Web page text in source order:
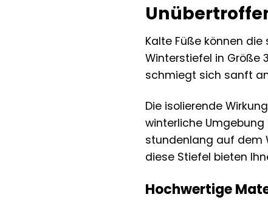
Kalte Füße können
Winterstiefel in Größe
schmiegt sich sanft
Die isolierende
winterliche
stundenlang auf dem
diese Stiefel bieten
Hochwertige